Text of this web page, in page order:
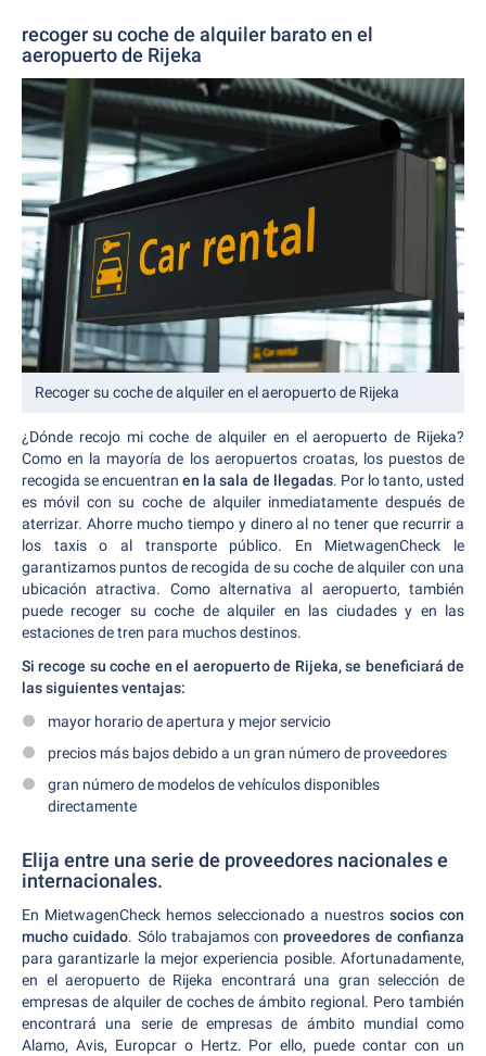
recoger su coche de alquiler barato en el
aeropuerto de Rijeka
Recoger su coche de alquiler en el aeropuerto de Rijeka
¿Dónde recojo mi coche de alquiler en el aeropuerto de Rijeka?
Como en la mayoría de los aeropuertos croatas, los puestos de
recogida se encuentranen la sala de llegadas. Por lo tanto, usted
es móvil con su coche de alquiler inmediatamente después de
aterrizar. Ahorre mucho tiempo y dinero al no tener que recurrir a
los taxis o al transporte público. En MietwagenCheck le
garantizamos puntos de recogida de su coche de alquiler con una
ubicación atractiva. Como alternativa al aeropuerto, también
puede recoger su coche de alquiler en las ciudades y en las
estaciones de tren para muchos destinos.
Si recoge su coche en el aeropuerto de Rijeka, se beneficiará de
las siguientes ventajas:
mayor horario de apertura y mejor servicio
precios más bajos debido a un gran número de proveedores
gran número de modelos de vehículos disponibles
directamente
Elija entre una serie de proveedores nacionales e
internacionales.
En MietwagenCheck hemos seleccionado a nuestros socios con
mucho cuidado. Sólo trabajamos conproveedores de confianza
para garantizarle la mejor experiencia posible. Afortunadamente,
en el aeropuerto de Rijeka encontrará una gran selección de
empresas de alquiler de coches de ámbito regional. Pero también
encontrará una serie de empresas de ámbito mundial como
Alamo, Avis, Europcar o Hertz. Por ello, puede contar con un